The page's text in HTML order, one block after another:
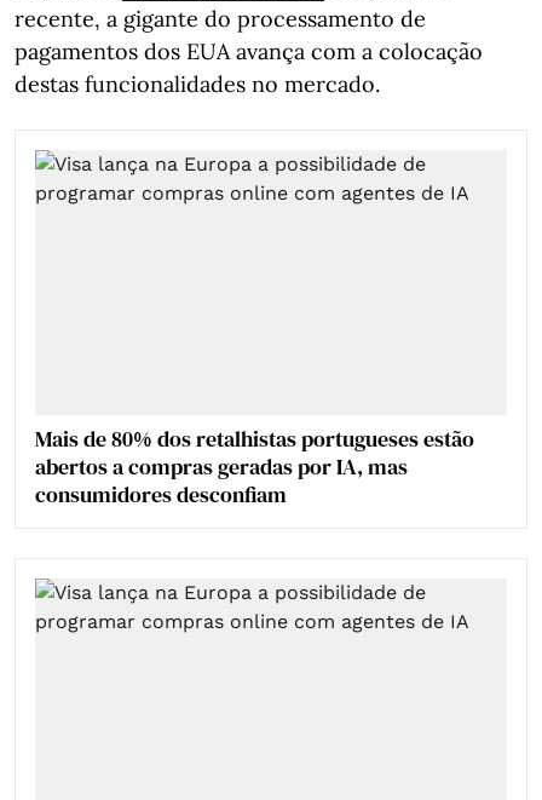
recente, a gigante do processamento de
pagamentos dos EUA avança com a colocação
destas funcionalidades no mercado.
Mais de 80% dos retalhistas portugueses estão
abertos a compras geradas por IA, mas
consumidores desconfiam